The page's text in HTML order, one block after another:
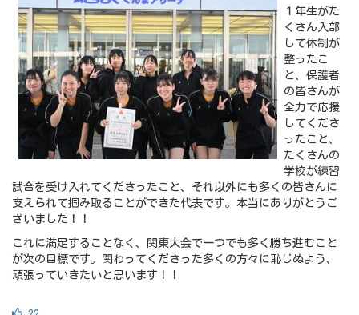
１年生がた
くさん入部
して体制が
整ったこ
と、保護者
の皆さんが
全力で応援
してくださ
ったこと、
たくさんの
学校が練習
試合を受け入れてくださったこと、それ以外にも多くの皆さんに
支えられて掴み取ることができた代表です。本当にありがとうご
ざいました！！
これに満足することなく、関東大会で一つでも多く勝ち進むこと
が次の目標です。関わってくださった多くの方々に恥じぬよう、
頑張っていきたいと思います！！